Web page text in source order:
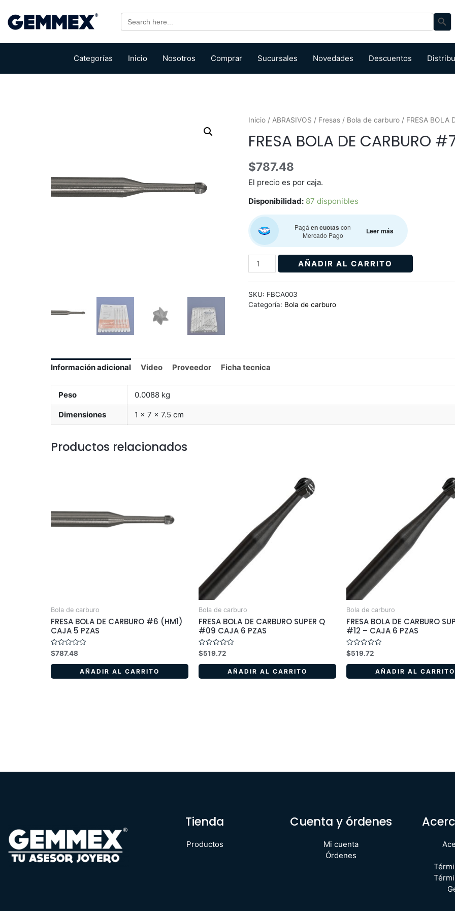
Search
for:
Search
Categorías Inicio Nosotros Comprar Sucursales Novedades Descuentos
Inicio/ ABRASIVOS / Fresas/ Bola de carburo/ FRESA BOLA
FRESA BOLA DE CARBURO
$787.48
El precio es por caja.
Disponibilidad: 87 disponibles
Pagá en cuotas con
Mercado Pago
Leer más
AÑADIR AL CARRITO
SKU: FBCA003
Categoría: Bola de carburo
Información adicional Video Proveedor Ficha tecnica
Peso 0.0088 kg
Dimensiones 1 × 7 × 7.5 cm
Productos relacionados
Bola de carburo
FRESA BOLA DE CARBURO #6 (HM1)
CAJA 5 PZAS
Valorado
en
0
5
$787.48
AÑADIR AL CARRITO
Bola de carburo
FRESA BOLA DE CARBURO SUPER Q
#09 CAJA 6 PZAS
Valorado
en
0
5
$519.72
AÑADIR AL CARRITO
Bola de carburo
FRESA BOLA DE CARBURO
#12 – CAJA 6 PZAS
Valorado
en
0
5
$519.72
AÑADIR AL CARRITO
Tienda
Productos
Cuenta y órdenes
Mi cuenta
Órdenes